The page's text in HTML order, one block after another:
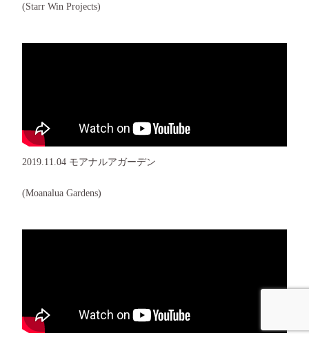
(Starr Win Projects)
2019.11.04 モアナルアガーデン
(Moanalua Gardens)